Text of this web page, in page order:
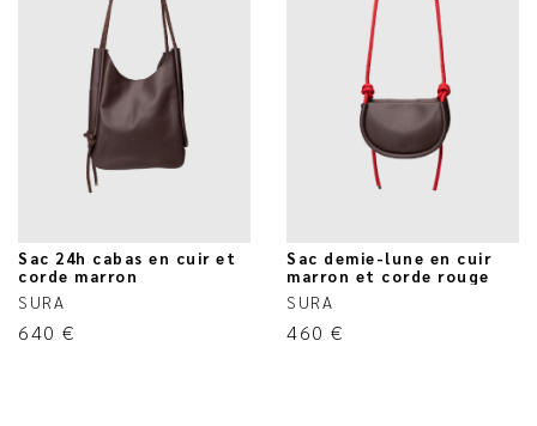
Sac 24h cabas en cuir et
corde marron
SURA
640 €
Sac demie-lune en cuir
marron et corde rouge
SURA
460 €